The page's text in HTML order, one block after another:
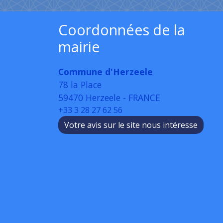
Coordonnées de la
mairie
Commune d'Herzeele
78 la Place
59470 Herzeele - FRANCE
+33 3 28 27 62 56
Votre avis sur le site nous intéresse